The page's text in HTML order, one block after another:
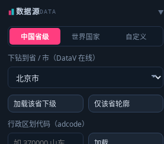
☰ 面板 地图
数据源DATA ▶
中国省级 世界国家 自定义
下钻到省 / 市（DataV 在线）
加载该省下级
仅该省轮廓
行政区划代码（adcode）